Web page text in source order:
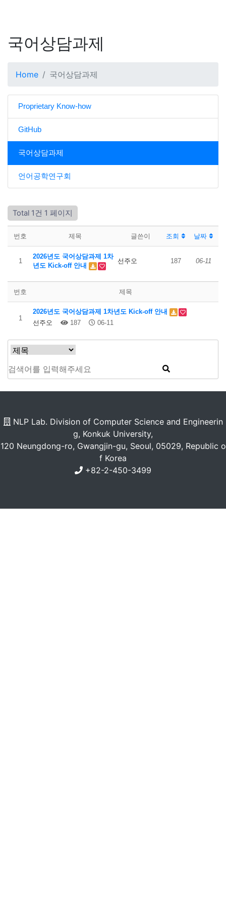
국어상담과제
Home 국어상담과제
Proprietary Know-how
GitHub
국어상담과제
언어공학연구회
Total 1건 1 페이지
번호 제목 글쓴이 조회 날짜
1
2026년도 국어상담과제 1차
년도 Kick-off 안내
선주오 187 06-11
번호 제목
1
2026년도 국어상담과제 1차년도 Kick-off 안내
선주오
187 06-11
NLP Lab. Division of Computer Science and Engineerin
g, Konkuk University,
120 Neungdong-ro, Gwangjin-gu, Seoul, 05029, Republic o
f Korea
+82-2-450-3499